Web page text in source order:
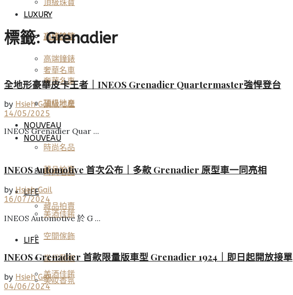
頂級珠寶
高端鐘錶
奢華名車
頂級地產
NOUVEAU
時尚名品
藏品拍賣
LIFE
美酒佳餚
LUXURY
頂級珠寶
高端鐘錶
奢華名車
頂級地產
NOUVEAU
時尚名品
藏品拍賣
LIFE
美酒佳餚
空間傢飾
當代藝術
美妝香氛
標籤:Grenadier
全地形豪華皮卡王者｜INEOS Grenadier Quartermaster強悍登台
by Hsieh Gail
14/05/2025
INEOS Grenadier Quar ...
INEOS Automotive 首次公布｜多款 Grenadier 原型車一同亮相
by Hsieh Gail
16/07/2024
INEOS Automotive 於 G ...
INEOS Grenadier 首款限量版車型 Grenadier 1924｜即日起開放接單
by Hsieh Gail
04/06/2024